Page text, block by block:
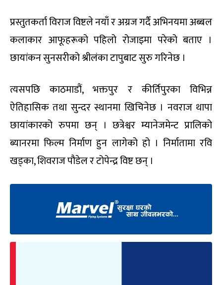
प्रस्तुतकर्ता विराज विष्टले नयाँ र अग्रज गर्दै अभिनयमा अब्बल
कलाकार आफूहरूको पहिलो रोजाइमा परेको बताए ।
छायांकन सुनसरीको श्रीलंका टापुबाट सुरु गरिनेछ ।
त्यसपछि काठमाडौं, भक्तपुर र कीर्तिपुरका विभिन्न
ऐतिहासिक तथा सुन्दर स्थानमा खिचिनेछ । नवराज थापा
छायांकारको रुपमा छन् । छत्रेश्वर म्यानेजमेन्ट प्रालिको
ब्यानरमा फिल्म निर्माण हुन लागेको हो । निर्मातामा रवि
खड्का, शिवराज पौडेल र टोपेन्द्र विष्ट छन् ।